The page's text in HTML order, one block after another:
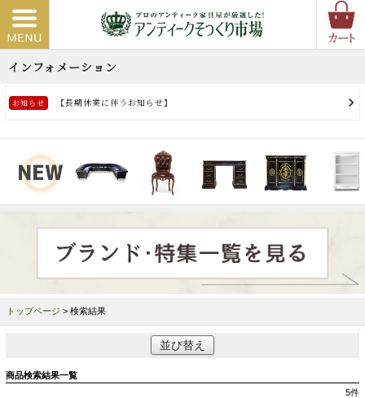
トップページ > 検索結果
並び替え
商品検索結果一覧
5件